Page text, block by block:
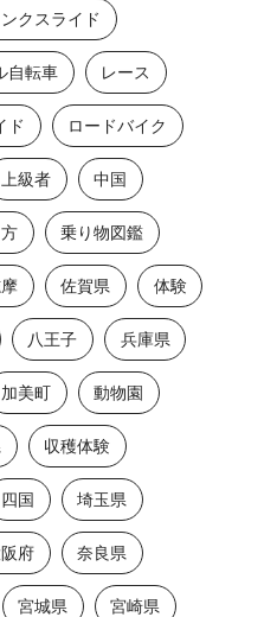
ンクスライド
自転車 レース
ド ロードバイク
上級者 中国
乗り物図鑑
佐賀県 体験
八王子 兵庫県
加美町 動物園
収穫体験
四国 埼玉県
府 奈良県
宮城県 宮崎県